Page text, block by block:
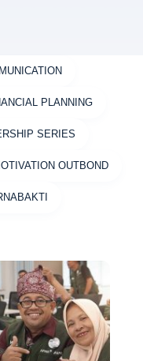
PLANNING
SERIES
OUTBOND